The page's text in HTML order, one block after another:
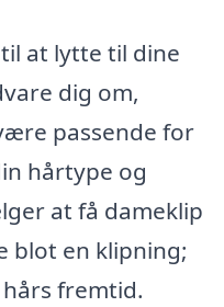
at lytte til dine
dig om,
passende for
hårtype og
at få dameklip
blot en klipning;
fremtid.